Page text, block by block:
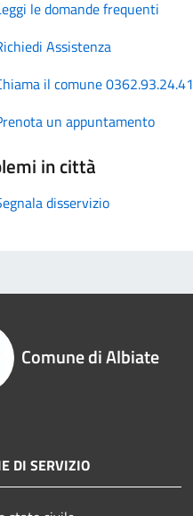
le domande frequenti
Assistenza
il comune 0362.93.24.41
un appuntamento
in città
disservizio
Comune di Albiate
DI SERVIZIO